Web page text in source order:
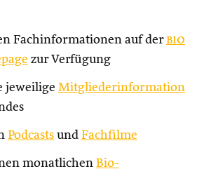
Fachinformationen auf der bio
zur Verfügung
jeweilige Mitgliederinformation
Podcasts und Fachfilme
monatlichen Bio-